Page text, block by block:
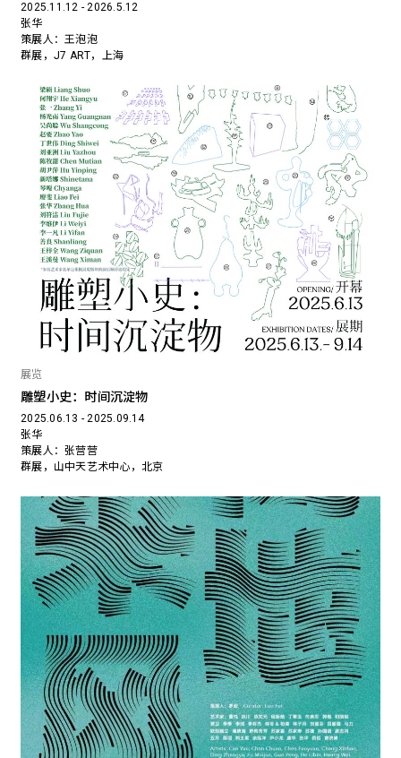
2025.11.12 - 2026.5.12
张华
策展人：王泡泡
群展，J7 ART，上海
展览
雕塑小史：时间沉淀物
2025.06.13 - 2025.09.14
张华
策展人：张营营
群展，山中天艺术中心，北京